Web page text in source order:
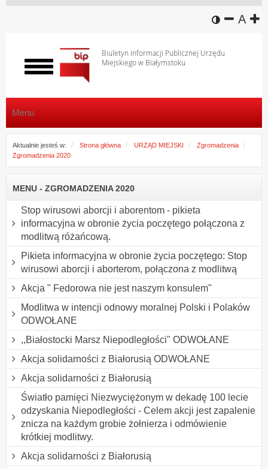
wersja
A
Biuletyn Informacji Publicznej Urzędu
Miejskiego w Białymstoku
Włącz
menu
Menu
Aktualnie jesteś w: Strona główna URZĄD MIEJSKI
Zgromadzenia
Zgromadzenia 2020
MENU - ZGROMADZENIA 2020
Stop wirusowi aborcji i aborentom - pikieta
informacyjna w obronie życia poczętego połączona z
modlitwą różańcową.
Pikieta informacyjna w obronie życia poczętego: Stop
wirusowi aborcji i aborterom, połączona z modlitwą
Akcja " Fedorowa nie jest naszym konsulem"
Modlitwa w intencji odnowy moralnej Polski i Polaków
ODWOŁANE
,,Białostocki Marsz Niepodległości" ODWOŁANE
Akcja solidarności z Białorusią ODWOŁANE
Akcja solidarności z Białorusią
Światło pamięci Niezwyciężonym w dekadę 100 lecie
odzyskania Niepodległości - Celem akcji jest zapalenie
znicza na każdym grobie żołnierza i odmówienie
krótkiej modlitwy.
Akcja solidarności z Białorusią